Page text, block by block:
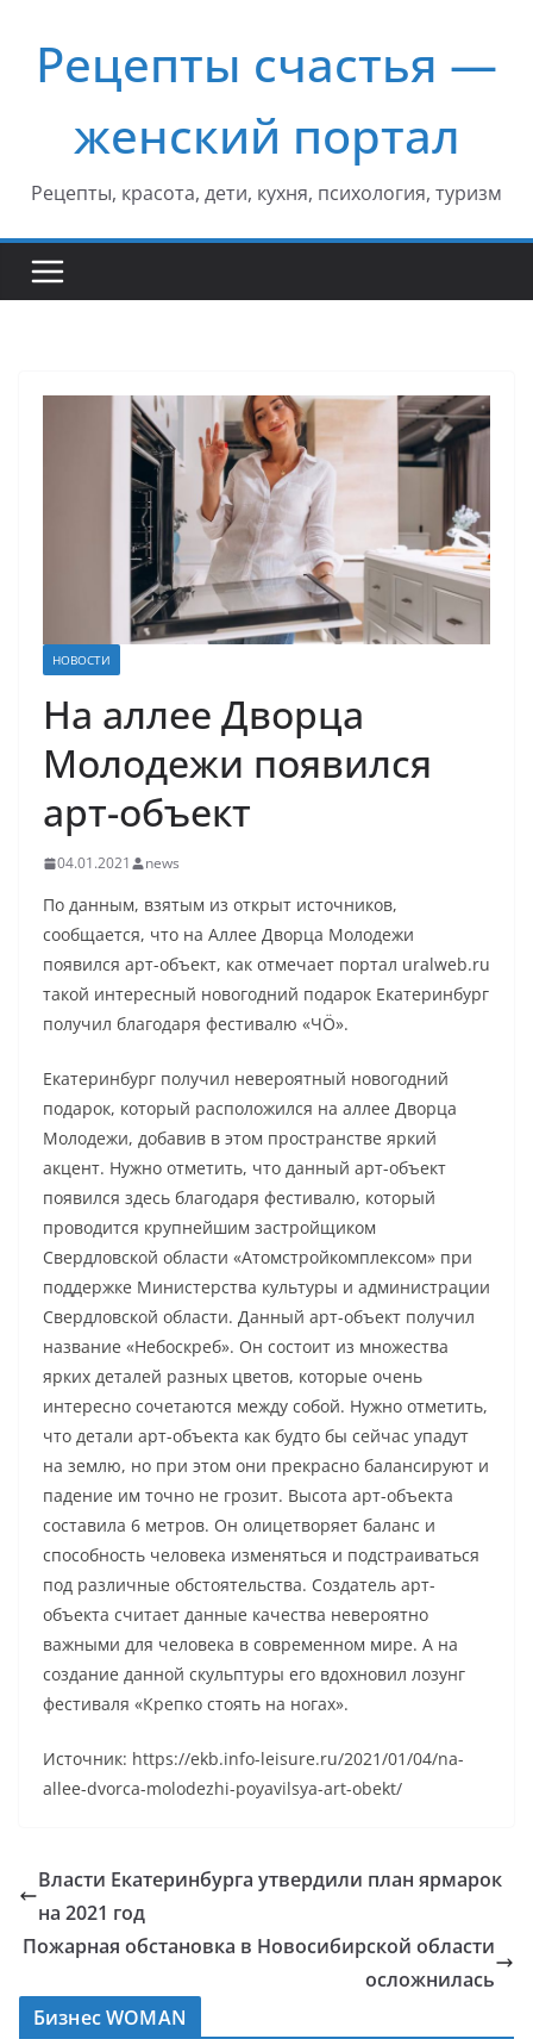
содержимому
Рецепты счастья —
женский портал
Рецепты, красота, дети, кухня, психология, туризм
НОВОСТИ
На аллее Дворца
Молодежи появился
арт-объект
04.01.2021 news
По данным, взятым из открыт источников,
сообщается, что на Аллее Дворца Молодежи
появился арт-объект, как отмечает портал uralweb.ru
такой интересный новогодний подарок Екатеринбург
получил благодаря фестивалю «ЧӦ».
Екатеринбург получил невероятный новогодний
подарок, который расположился на аллее Дворца
Молодежи, добавив в этом пространстве яркий
акцент. Нужно отметить, что данный арт-объект
появился здесь благодаря фестивалю, который
проводится крупнейшим застройщиком
Свердловской области «Атомстройкомплексом» при
поддержке Министерства культуры и администрации
Свердловской области. Данный арт-объект получил
название «Небоскреб». Он состоит из множества
ярких деталей разных цветов, которые очень
интересно сочетаются между собой. Нужно отметить,
что детали арт-объекта как будто бы сейчас упадут
на землю, но при этом они прекрасно балансируют и
падение им точно не грозит. Высота арт-объекта
составила 6 метров. Он олицетворяет баланс и
способность человека изменяться и подстраиваться
под различные обстоятельства. Создатель арт-
объекта считает данные качества невероятно
важными для человека в современном мире. А на
создание данной скульптуры его вдохновил лозунг
фестиваля «Крепко стоять на ногах».
Источник: https://ekb.info-leisure.ru/2021/01/04/na-
allee-dvorca-molodezhi-poyavilsya-art-obekt/
Власти Екатеринбурга утвердили план ярмарок
на 2021 год
Пожарная обстановка в Новосибирской области
осложнилась
Бизнес WOMAN